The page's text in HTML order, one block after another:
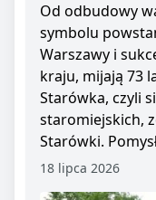
Od odbudowy
symbolu
Warszawy i
kraju, mijają 73
Starówka, czyli
staromiejskich,
Starówki.
18 lipca 2026